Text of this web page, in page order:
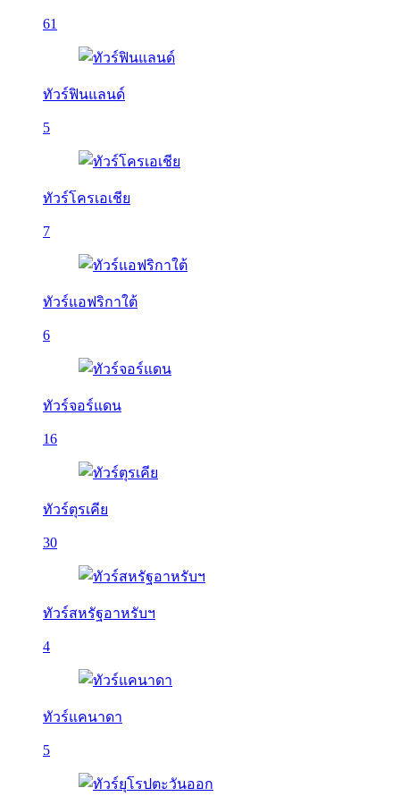
61
ทัวร์ฟินแลนด์
5
ทัวร์โครเอเชีย
7
ทัวร์แอฟริกาใต้
6
ทัวร์จอร์แดน
16
ทัวร์ตุรเคีย
30
ทัวร์สหรัฐอาหรับฯ
4
ทัวร์แคนาดา
5